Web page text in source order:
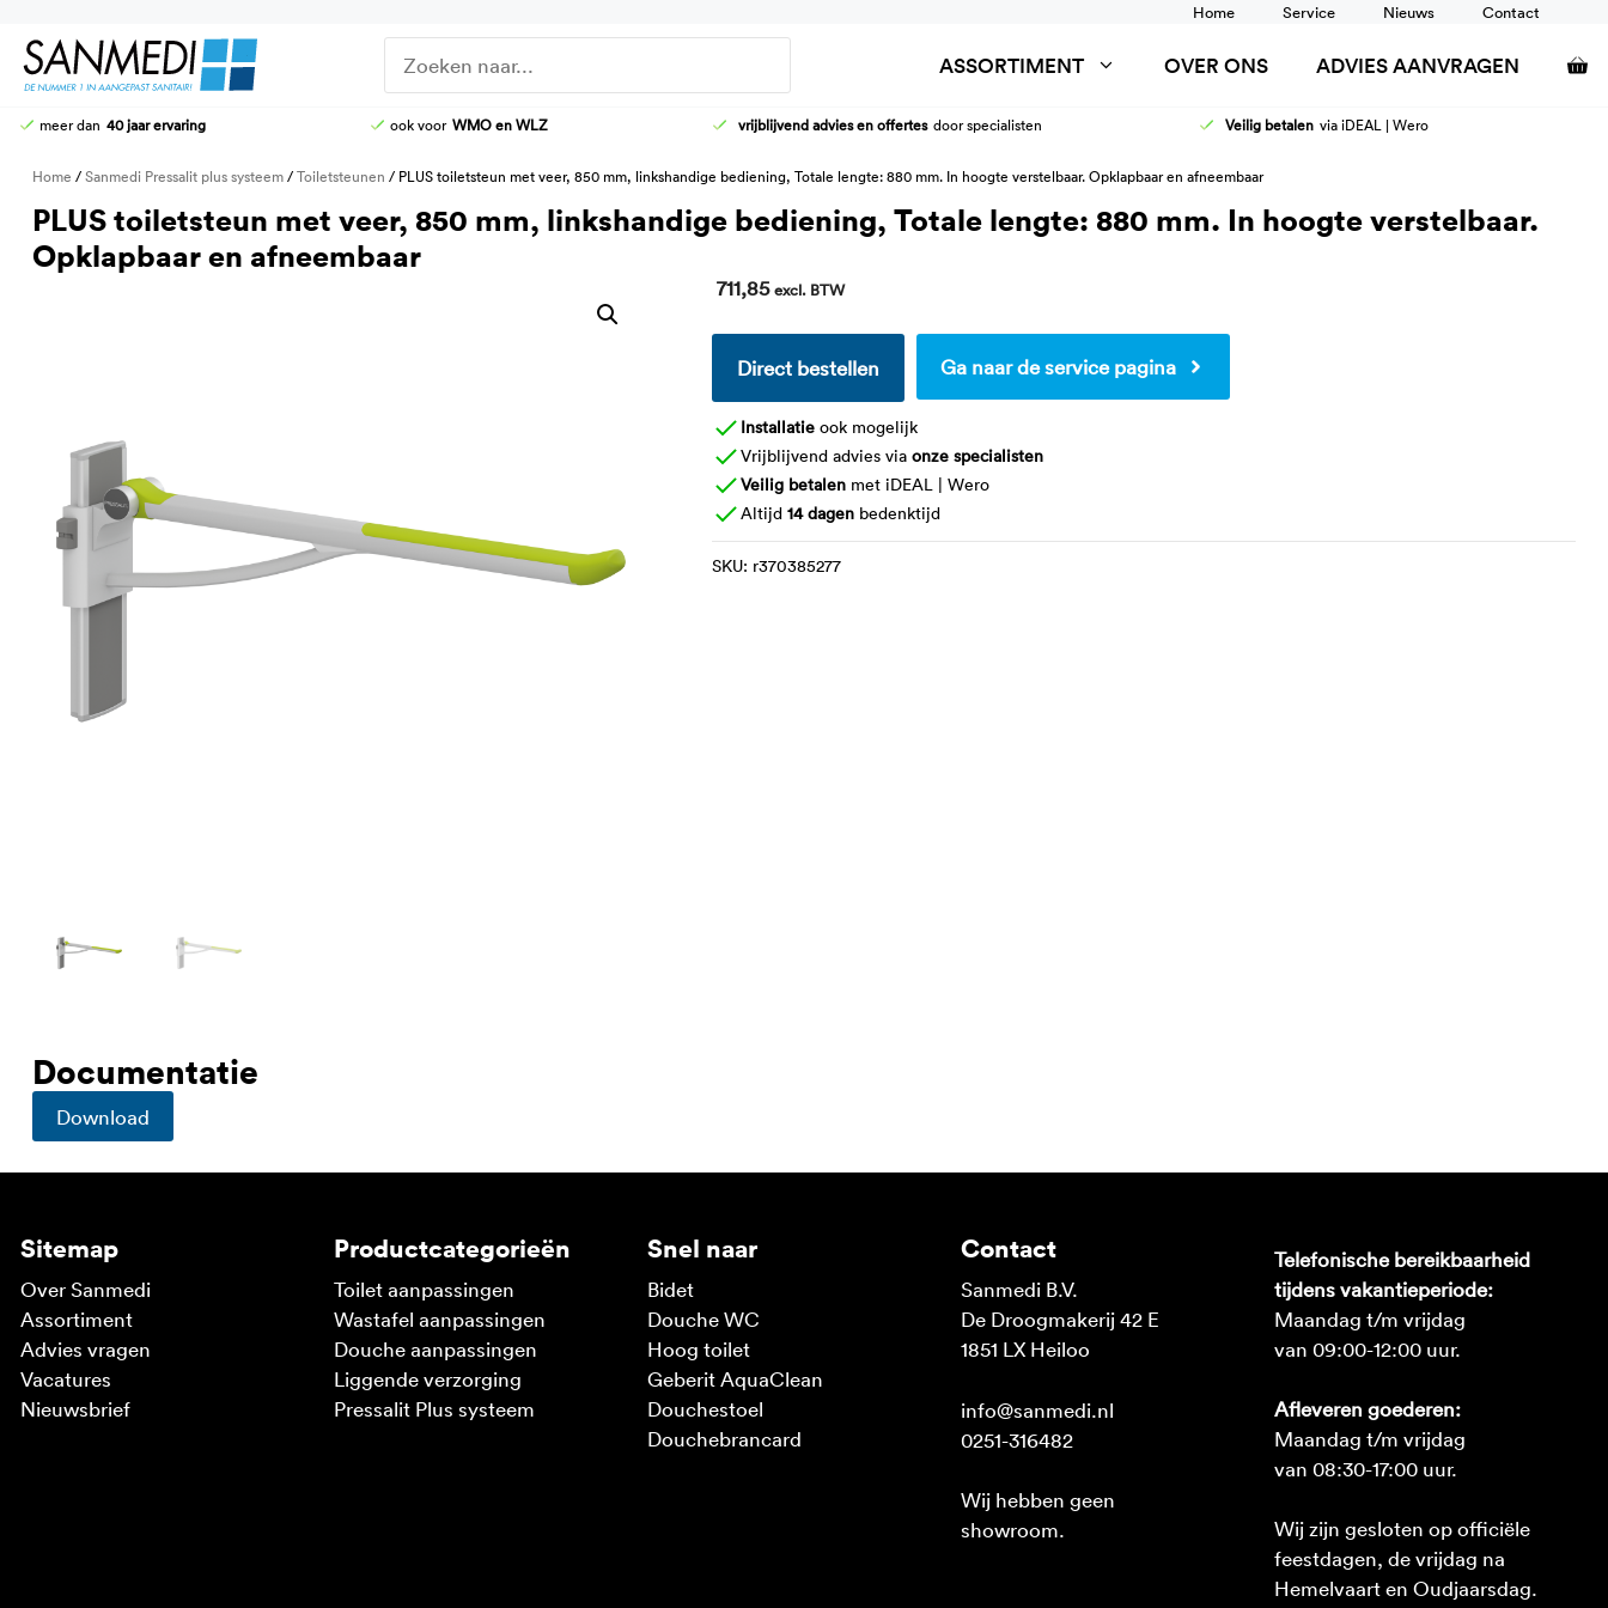
naar
Home Service Nieuws Contact
ASSORTIMENT
HOOG-LAAG TOILETTEN
STOMATOILETTAFEL
AANGEPASTE CLOSETZITTINGEN
KRANEN
DOUCHE-BRANCARDS
KRANEN
WASTAFELS
DOUCHEBRANCARDS
KINDER VERSCHOONTAFELS
TOILETSTEUNEN
OVER ONS ADVIES AANVRAGEN
meer dan 40 jaar ervaring ook voor WMO en WLZ vrijblijvend advies en offertes door specialisten Veilig betalen via iDEAL | Wero
Home /Sanmedi Pressalit plus systeem/Toiletsteunen / PLUS toiletsteun met veer, 850 mm, linkshandige bediening, Totale lengte: 880 mm. In hoogte verstelbaar. Opklapbaar en afneembaar
PLUS toiletsteun met veer, 850 mm, linkshandige bediening, Totale lengte: 880 mm. In hoogte verstelbaar.
Opklapbaar en afneembaar
711,85 excl. BTW
Direct bestellen Ga naar de service pagina
Installatieook mogelijk
Vrijblijvend advies via onze specialisten
Veilig betalenmet iDEAL | Wero
Altijd 14 dagenbedenktijd
SKU: r370385277
Documentatie
Download
Sitemap
Over Sanmedi
Assortiment
Advies vragen
Vacatures
Nieuwsbrief
Productcategorieën
Toilet aanpassingen
Wastafel aanpassingen
Douche aanpassingen
Liggende verzorging
Pressalit Plus systeem
Snel naar
Bidet
Douche WC
Hoog toilet
Geberit AquaClean
Douchestoel
Douchebrancard
Contact
Sanmedi B.V.
De Droogmakerij 42 E
1851 LX Heiloo
info@sanmedi.nl
0251-316482
Wij hebben geen
showroom.
Telefonische bereikbaarheid
tijdens vakantieperiode:
Maandag t/m vrijdag
van 09:00-12:00 uur.
Afleveren goederen:
Maandag t/m vrijdag
van 08:30-17:00 uur.
Wij zijn gesloten op officiële
feestdagen, de vrijdag na
Hemelvaart en Oudjaarsdag.